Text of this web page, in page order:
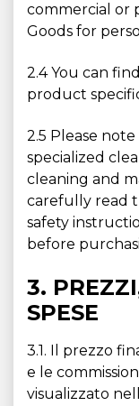
commercial or
Goods for
2.4 You can
product
2.5 Please
specialized
cleaning and
carefully read
safety
before
3.
SPESE
3.1. Il prezzo
e le
visualizzato